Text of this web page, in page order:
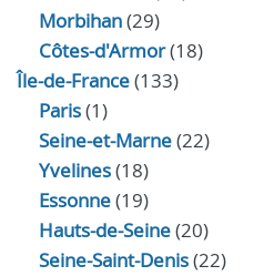
Morbihan(29)
Côtes-d'Armor(18)
Île-de-France(133)
Paris(1)
Seine-et-Marne(22)
Yvelines(18)
Essonne(19)
Hauts-de-Seine(20)
Seine-Saint-Denis(22)